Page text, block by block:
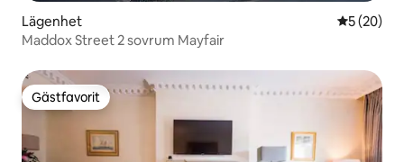
Lägenhet 5 av 5 i
5 (20)
Maddox Street 2 sovrum Mayfair
Gästfavorit
Gästfavorit